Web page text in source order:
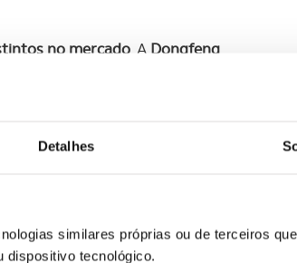
Detalhes
similares próprias ou de terceiros
dispositivo tecnológico.
no mercado . A Dongfeng